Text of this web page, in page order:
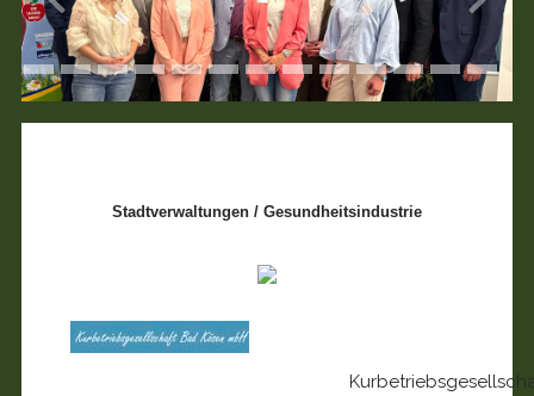
Stadtverwaltungen / Gesundheitsindustrie